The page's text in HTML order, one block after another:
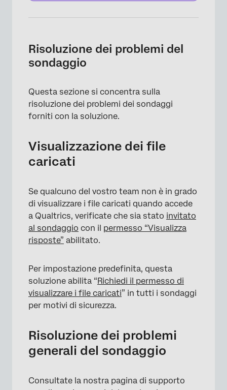
Risoluzione dei problemi del
sondaggio
Questa sezione si concentra sulla
risoluzione dei problemi dei sondaggi
forniti con la soluzione.
Visualizzazione dei file
caricati
Se qualcuno del vostro team non è in grado
di visualizzare i file caricati quando accede
a Qualtrics, verificate che sia stato invitato
al sondaggio con il permesso “Visualizza
risposte” abilitato.
Per impostazione predefinita, questa
soluzione abilita “Richiedi il permesso di
visualizzare i file caricati” in tutti i sondaggi
per motivi di sicurezza.
Risoluzione dei problemi
generali del sondaggio
Consultate la nostra pagina di supporto